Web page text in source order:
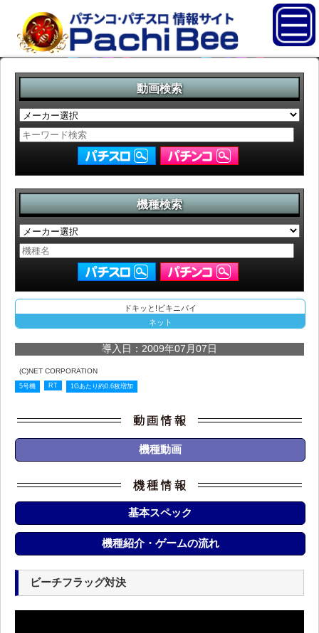
動画検索
機種検索
ドキッと!ビキニパイ
ネット
導入日：2009年07月07日
(C)NET CORPORATION
5号機 RT 1Gあたり約0.6枚増加
機種動画
基本スペック
機種紹介・ゲームの流れ
ビーチフラッグ対決